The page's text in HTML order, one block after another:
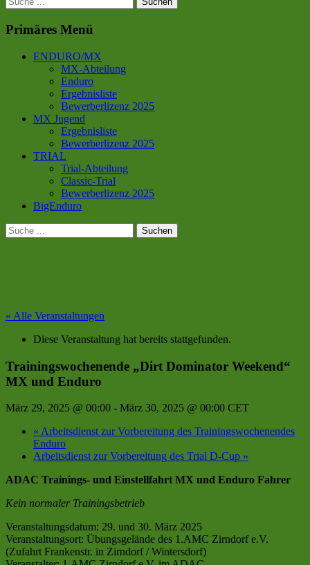
nach:
Primäres Menü
ENDURO/MX
MX-Abteilung
Enduro
Ergebnisliste
Bewerberlizenz 2025
MX Jugend
Ergebnisliste
Bewerberlizenz 2025
TRIAL
Trial-Abteilung
Classic-Trial
Bewerberlizenz 2025
BigEnduro
Suchen
Suchen
nach:
« Alle Veranstaltungen
Diese Veranstaltung hat bereits stattgefunden.
Trainingswochenende „Dirt Dominator Weekend“
MX und Enduro
März 29, 2025 @ 00:00 - März 30, 2025 @ 00:00 CET
« Arbeitsdienst zur Vorbereitung des Trainingswochenendes
Enduro
Arbeitsdienst zur Vorbereitung des Trial D-Cup »
ADAC Trainings- und Einstellfahrt MX und Enduro Fahrer
Kein normaler Trainingsbetrieb
Veranstaltungsdatum: 29. und 30. März 2025
Veranstaltungsort: Übungsgelände des 1.AMC Zirndorf e.V.
(Zufahrt Frankenstr. in Zirndorf / Wintersdorf)